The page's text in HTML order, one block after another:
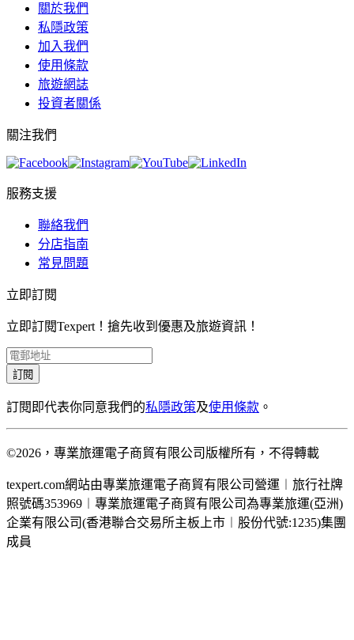
關於我們
私隱政策
加入我們
使用條款
旅遊網誌
投資者關係
關注我們
服務支援
聯絡我們
分店指南
常見問題
立即訂閱
立即訂閱Texpert！搶先收到優惠及旅遊資訊！
訂閱
訂閱即代表你同意我們的私隱政策及使用條款 。
©2026，專業旅運電子商貿有限公司版權所有，不得轉載
texpert.com網站由專業旅運電子商貿有限公司營運︱旅行社牌
照號碼353969︱專業旅運電子商貿有限公司為專業旅運(亞洲)
企業有限公司(香港聯合交易所主板上市︱股份代號:1235)集團
成員